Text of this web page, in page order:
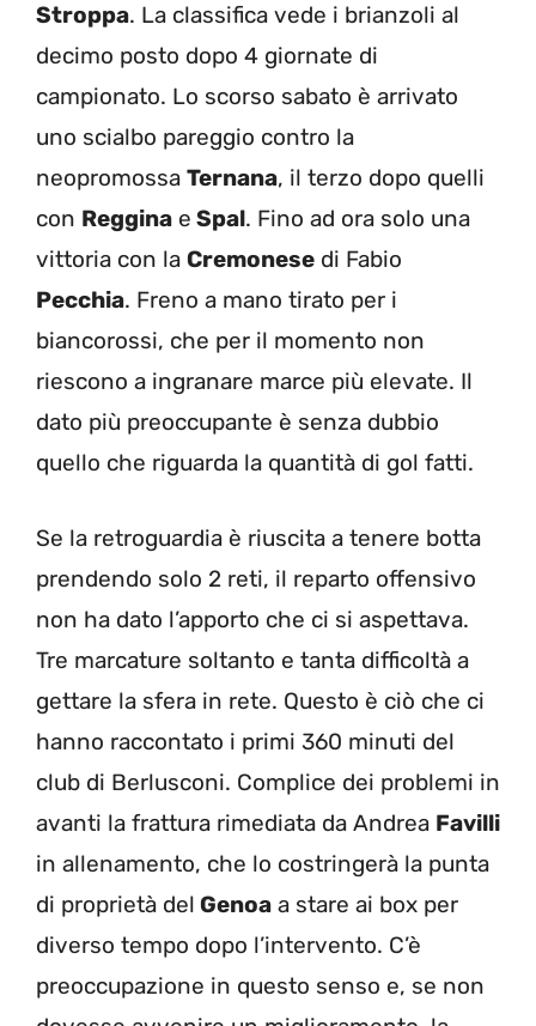
Stroppa. La classifica vede i brianzoli al
decimo posto dopo 4 giornate di
campionato. Lo scorso sabato è arrivato
uno scialbo pareggio contro la
neopromossa Ternana, il terzo dopo quelli
con Reggina e Spal. Fino ad ora solo una
vittoria con la Cremonese di Fabio
Pecchia. Freno a mano tirato per i
biancorossi, che per il momento non
riescono a ingranare marce più elevate. Il
dato più preoccupante è senza dubbio
quello che riguarda la quantità di gol fatti.
Se la retroguardia è riuscita a tenere botta
prendendo solo 2 reti, il reparto offensivo
non ha dato l’apporto che ci si aspettava.
Tre marcature soltanto e tanta difficoltà a
gettare la sfera in rete. Questo è ciò che ci
hanno raccontato i primi 360 minuti del
club di Berlusconi. Complice dei problemi in
avanti la frattura rimediata da Andrea Favilli
in allenamento, che lo costringerà la punta
di proprietà del Genoa a stare ai box per
diverso tempo dopo l’intervento. C’è
preoccupazione in questo senso e, se non